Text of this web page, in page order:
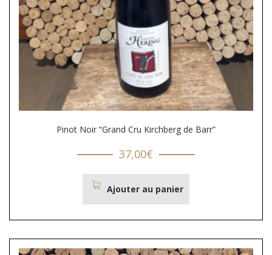
Pinot Noir “Grand Cru Kirchberg de Barr”
37,00€
Ajouter au panier